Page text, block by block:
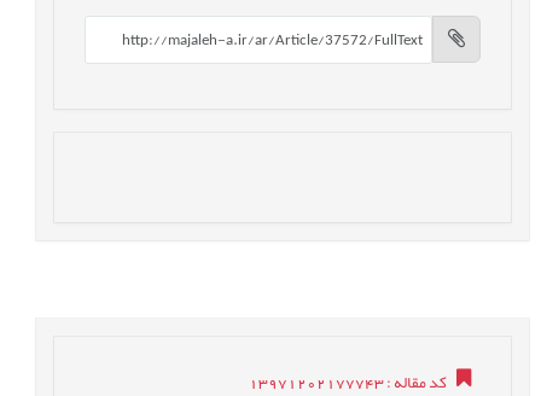
کد مقاله: 13971202177743